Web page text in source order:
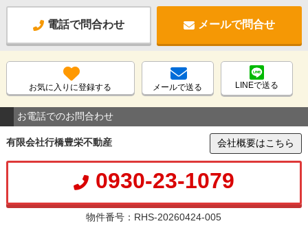
電話で問合わせ メールで問合せ
お気に入りに登録する メールで送る LINEで送る
お電話でのお問合わせ
有限会社行橋豊栄不動産 会社概要はこちら
0930-23-1079
物件番号：RHS-20260424-005